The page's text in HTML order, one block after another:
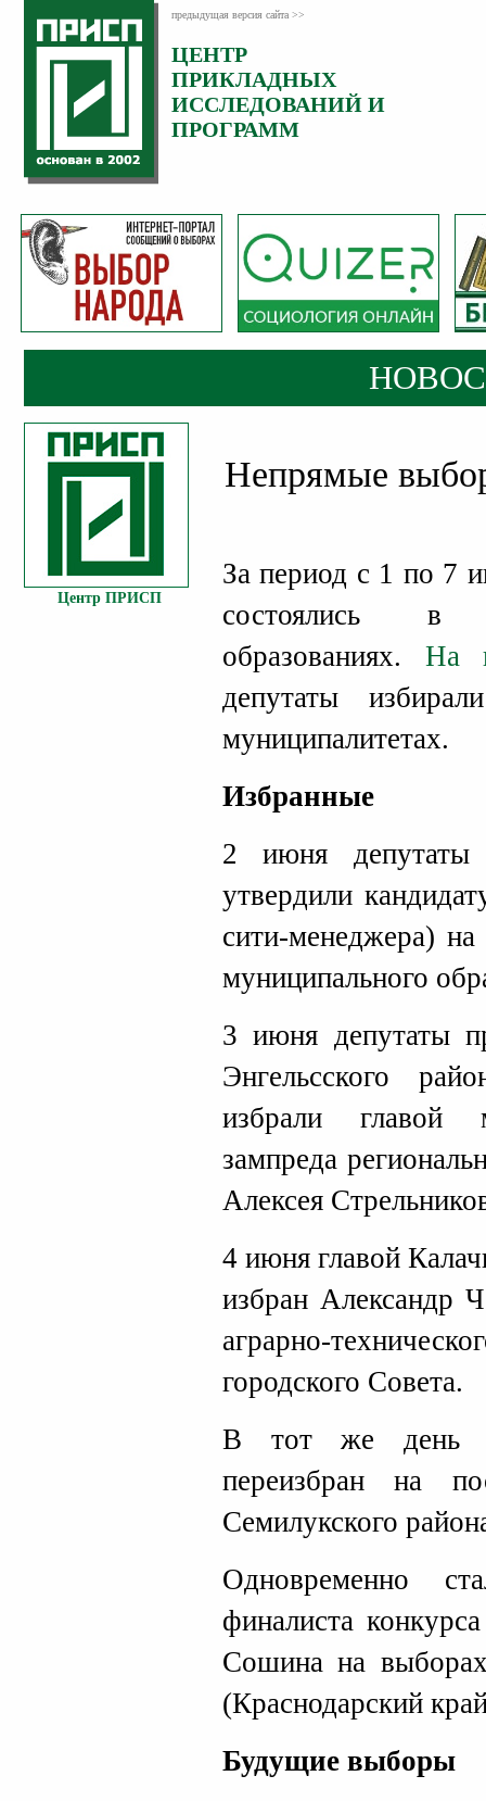
предыдущая версия сайта >>
ЦЕНТР
ПРИКЛАДНЫХ
ИССЛЕДОВАНИЙ И
ПРОГРАММ
Центр ПРИСП
Непрямые
За период с 1 по 7
состоялись в
образованиях. На
депутаты
муниципалитетах.
Избранные
2 июня депутаты
утвердили
сити-менеджера)
муниципального
3 июня депутаты
Энгельсского
избрали главой
зампреда
Алексея
4 июня главой
избран Александр
аграрно-
городского Совета.
В тот же день
переизбран на
Семилукского
Одновременно
финалиста
Сошина на
(Краснодарский
Будущие выборы
Категория:
Новости
Опубликовано:
08
Июнь
2020